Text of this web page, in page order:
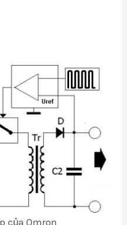
của Omron